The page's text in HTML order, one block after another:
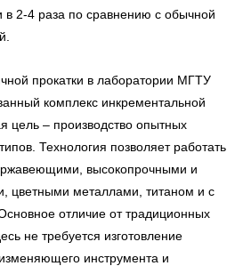
в 2-4 раза по сравнению с обычной
прокатки в лаборатории МГТУ
комплекс инкрементальной
цель – производство опытных
Технология позволяет работать
высокопрочными и
цветными металлами, титаном и с
отличие от традиционных
не требуется изготовление
инструмента и